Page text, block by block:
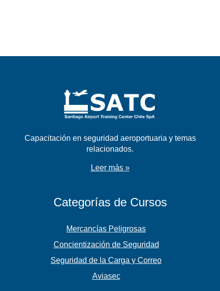
Capacitación en seguridad aeroportuaria y temas
relacionados.
Leer más »
Categorías de Cursos
Mercancías Peligrosas
Concientización de Seguridad
Seguridad de la Carga y Correo
Aviasec